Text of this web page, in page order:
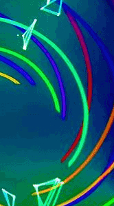
Exporter les lignes
Exporter toutes
Exporter
Menu
<
>
Appel à
AUTRES
PASSION
PASSION
PASSION
?>